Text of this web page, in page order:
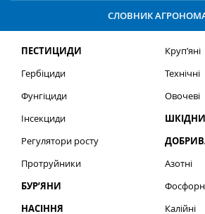
СЛОВНИК
ПЕСТИЦИДИ
Гербіциди
Фунгіциди
Інсекциди
Регулятори росту
Протруйники
БУР’ЯНИ
НАСІННЯ
Круп’яні
Технічні
Овочеві
Азотні
Калійні